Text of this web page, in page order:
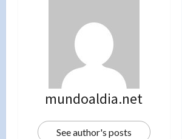
mundoaldia.net
See author's posts